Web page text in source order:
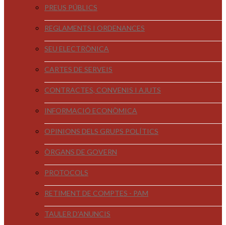
PREUS PÚBLICS
REGLAMENTS I ORDENANCES
SEU ELECTRÒNICA
CARTES DE SERVEIS
CONTRACTES, CONVENIS I AJUTS
INFORMACIÓ ECONÒMICA
OPINIONS DELS GRUPS POLÍTICS
ÒRGANS DE GOVERN
PROTOCOLS
RETIMENT DE COMPTES - PAM
TAULER D'ANUNCIS